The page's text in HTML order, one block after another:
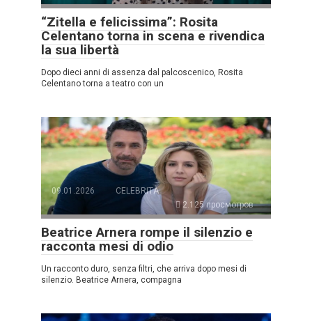
“Zitella e felicissima”: Rosita
Celentano torna in scena e rivendica
la sua libertà
Dopo dieci anni di assenza dal palcoscenico, Rosita
Celentano torna a teatro con un
09.01.2026
CELEBRITÀ
2.125 просмотров
Beatrice Arnera rompe il silenzio e
racconta mesi di odio
Un racconto duro, senza filtri, che arriva dopo mesi di
silenzio. Beatrice Arnera, compagna